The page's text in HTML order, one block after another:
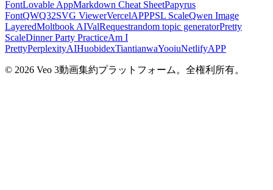
FontLovable AppMarkdown Cheat SheetPapyrus
FontQWQ32SVG ViewerVercelAPPPSL ScaleQwen Image
LayeredMoltbook AIValRequestrandom topic generatorPretty
ScaleDinner Party PracticeAm I
PrettyPerplexityAIHuobidexTiantianwaYooiuNetlifyAPP
© 2026 Veo 3動画集約プラットフォーム。全権利所有。